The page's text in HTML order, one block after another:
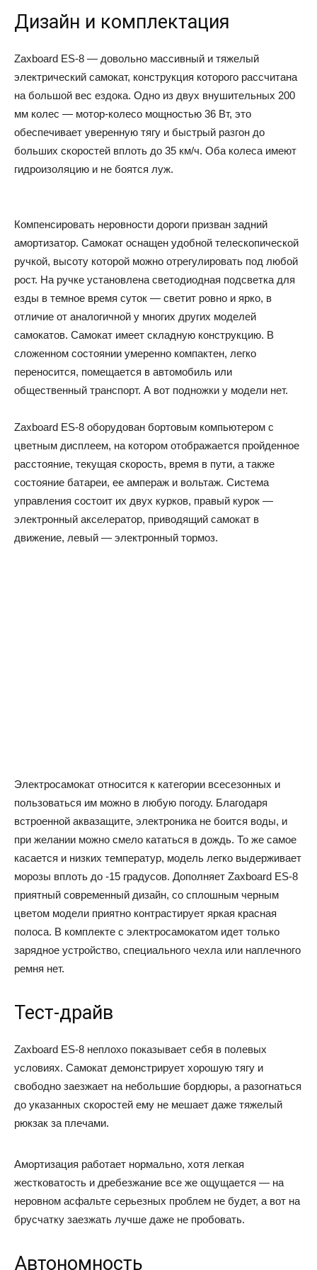
Дизайн и комплектация
Zaxboard ES-8 — довольно массивный и тяжелый
электрический самокат, конструкция которого рассчитана
на большой вес ездока. Одно из двух внушительных 200
мм колес — мотор-колесо мощностью 36 Вт, это
обеспечивает уверенную тягу и быстрый разгон до
больших скоростей вплоть до 35 км/ч. Оба колеса имеют
гидроизоляцию и не боятся луж.
Компенсировать неровности дороги призван задний
амортизатор. Самокат оснащен удобной телескопической
ручкой, высоту которой можно отрегулировать под любой
рост. На ручке установлена светодиодная подсветка для
езды в темное время суток — светит ровно и ярко, в
отличие от аналогичной у многих других моделей
самокатов. Самокат имеет складную конструкцию. В
сложенном состоянии умеренно компактен, легко
переносится, помещается в автомобиль или
общественный транспорт. А вот подножки у модели нет.
Zaxboard ES-8 оборудован бортовым компьютером с
цветным дисплеем, на котором отображается пройденное
расстояние, текущая скорость, время в пути, а также
состояние батареи, ее ампераж и вольтаж. Система
управления состоит их двух курков, правый курок —
электронный акселератор, приводящий самокат в
движение, левый — электронный тормоз.
Электросамокат относится к категории всесезонных и
пользоваться им можно в любую погоду. Благодаря
встроенной аквазащите, электроника не боится воды, и
при желании можно смело кататься в дождь. То же самое
касается и низких температур, модель легко выдерживает
морозы вплоть до -15 градусов. Дополняет Zaxboard ES-8
приятный современный дизайн, со сплошным черным
цветом модели приятно контрастирует яркая красная
полоса. В комплекте с электросамокатом идет только
зарядное устройство, специального чехла или наплечного
ремня нет.
Тест-драйв
Zaxboard ES-8 неплохо показывает себя в полевых
условиях. Самокат демонстрирует хорошую тягу и
свободно заезжает на небольшие бордюры, а разогнаться
до указанных скоростей ему не мешает даже тяжелый
рюкзак за плечами.
Амортизация работает нормально, хотя легкая
жестковатость и дребезжание все же ощущается — на
неровном асфальте серьезных проблем не будет, а вот на
брусчатку заезжать лучше даже не пробовать.
Автономность